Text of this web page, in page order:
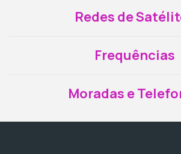
Redes de
Frequências
Moradas e